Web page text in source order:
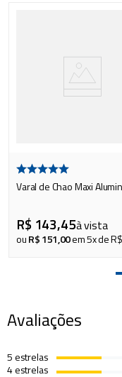
Varal de Chao Maxi
R$ 143,45à vista
ouR$151,00em5x deR$
Avaliações
5estrelas
4estrelas